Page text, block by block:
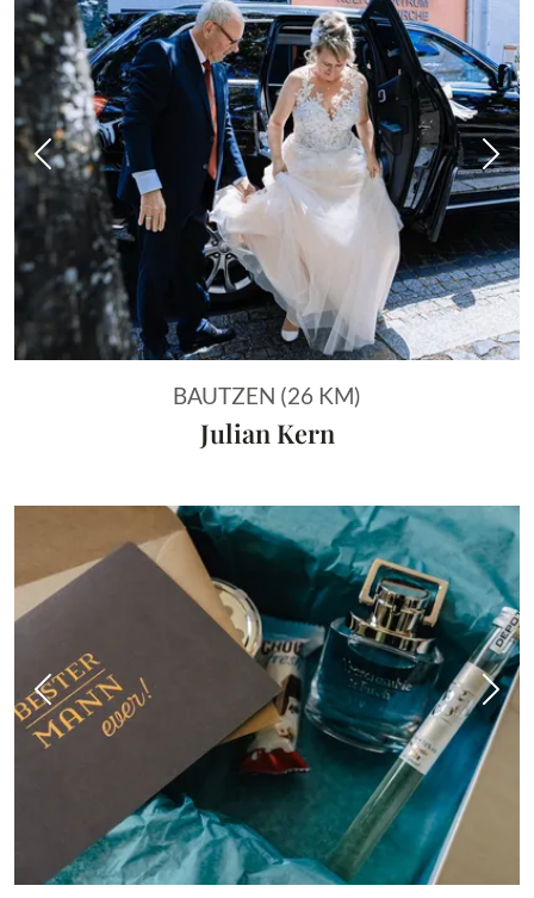
Vorheriges Bild
BAUTZEN (26 KM)
Julian Kern
Vorheriges Bild